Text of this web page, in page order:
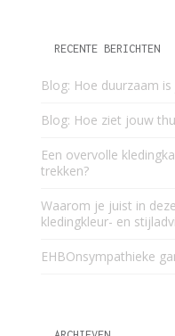
RECENTE BERICHTEN
Blog: Hoe duurzaam
Blog: Hoe ziet jouw
Een overvolle
trekken?
Waarom je juist in
kledingkleur- en
EHBOnsympathieke